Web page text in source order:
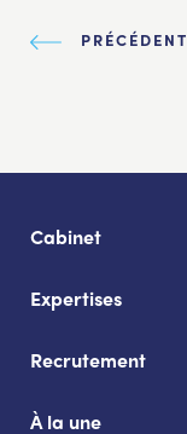
PRÉCÉDENT
Cabinet
Expertises
Recrutement
À la une